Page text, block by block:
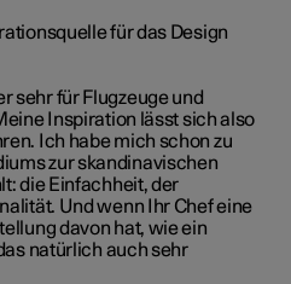
für das Design
sehr für Flugzeuge und
Inspiration lässt sich also
Ich habe mich schon zu
zur skandinavischen
die Einfachheit, der
Und wenn Ihr Chef eine
davon hat, wie ein
natürlich auch sehr